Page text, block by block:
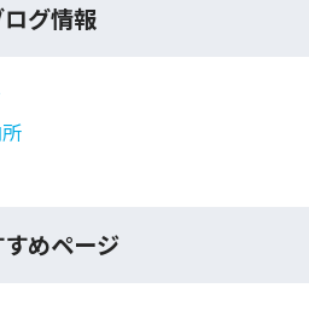
ログ情報
めページ